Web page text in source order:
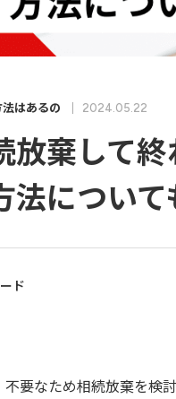
はあるの 2024.05.22
放棄して
法につい
ド
要なため相続放棄を検